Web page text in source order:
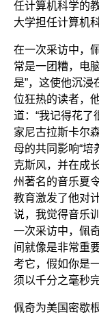
任计算机科学的
大学担任计算机
在一次采访中，
常是一团糟，电
是”，这使他沉
位狂热的读者，
道：“我记得花了
家尼古拉斯卡尔
母的共同影响“培
克斯风，并在成
州著名的音乐夏
教育激发了他对
说，我觉得音乐
一次采访中，佩
间就像是非常重
考它，假如你是
须以千分之毫秒完
佩奇为美国密歇